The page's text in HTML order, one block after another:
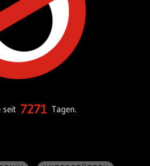
seit 7271 Tagen.